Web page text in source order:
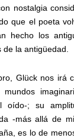
nostalgia
que el poeta
hecho los
de la antigüedad.
Glück nos irá
oído-; su
-más allá de
es lo de